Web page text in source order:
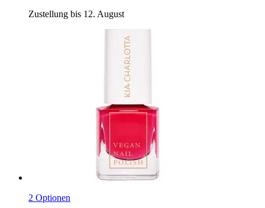
Zustellung bis 12. August
2 Optionen